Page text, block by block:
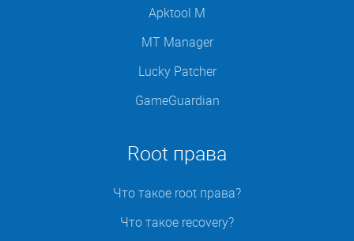
Apktool M
MT Manager
Lucky Patcher
GameGuardian
Root права
Что такое root права?
Что такое recovery?